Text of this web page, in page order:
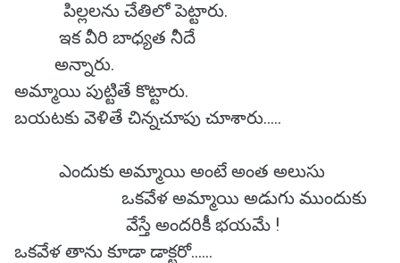
పిల్లలను చేతిలో పెట్టారు.
ఇక వీరి బాధ్యత నీదే
అన్నారు.
అమ్మాయి పుట్టితే కొట్టారు.
బయటకు వెళితే చిన్నచూపు చూశారు.....
ఎందుకు అమ్మాయి అంటే అంత అలుసు
ఒకవేళ అమ్మాయి అడుగు ముందుకు
వేస్తే అందరికీ భయమే !
ఒకవేళ తాను కూడా డాక్టరో‌.‌‌.....